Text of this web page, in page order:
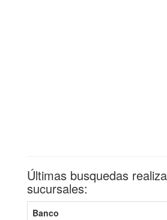
Últimas busquedas
sucursales:
Banco